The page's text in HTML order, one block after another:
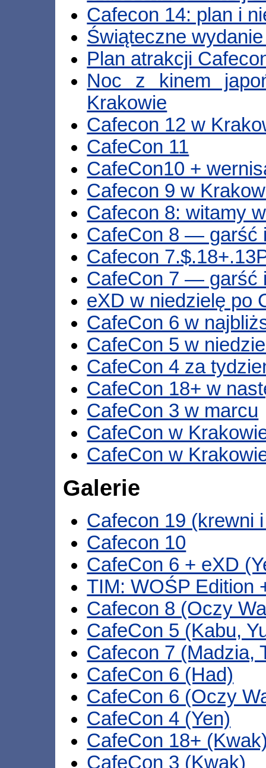
Cafecon 14: plan i
Świąteczne
Plan atrakcji
Noc z kinem
Krakowie
Cafecon 12 w
CafeCon 11
CafeCon10 +
Cafecon 9 w
Cafecon 8: witamy
CafeCon 8 — garść
Cafecon
CafeCon 7 — garść
eXD w niedzielę po
CafeCon 6 w
CafeCon 5 w
CafeCon 4 za
CafeCon 18+ w
CafeCon 3 w marcu
CafeCon w
CafeCon w
Galerie
Cafecon 19 (krewni
Cafecon 10
CafeCon 6 + eXD
TIM: WOŚP Edition
Cafecon 8 (Oczy
CafeCon 5 (Kabu,
Cafecon 7 (Madzia,
CafeCon 6 (Had)
CafeCon 6 (Oczy
CafeCon 4 (Yen)
CafeCon 18+
CafeCon 3 (Kwak)